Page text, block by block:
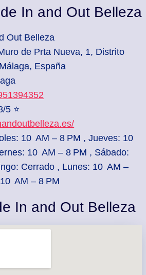
In and Out Belleza
Out Belleza
de Prta Nueva, 1, Distrito
España
5 ⭐
10 AM – 8 PM , Jueves: 10
10 AM – 8 PM , Sábado:
Cerrado , Lunes: 10 AM –
AM – 8 PM
In and Out Belleza